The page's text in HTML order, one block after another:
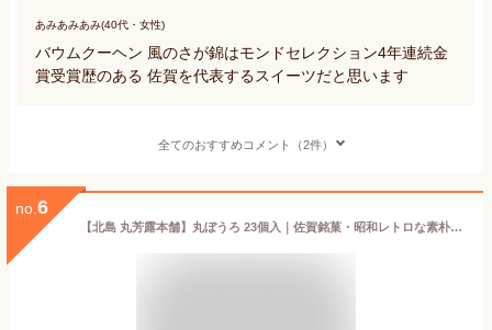
あみあみあみ(40代・女性)
バウムクーヘン 風のさが錦はモンドセレクション4年連続金
賞受賞歴のある 佐賀を代表するスイーツだと思います
全てのおすすめコメント（2件）
no. 6
【北島 丸芳露本舗】丸ぼうろ 23個入｜佐賀銘菓・昭和レトロな素朴な甘み｜個包装 焼き菓子 ギフト・手土産に最適